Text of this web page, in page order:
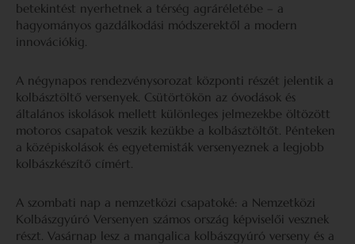
betekintést nyerhetnek a térség agráréletébe – a
hagyományos gazdálkodási módszerektől a modern
innovációkig.
A négynapos rendezvénysorozat központi részét jelentik a
kolbásztöltő versenyek. Csütörtökön az óvodások és
általános iskolások mellett különleges jelmezekbe öltözött
motoros csapatok veszik kezükbe a kolbásztöltőt. Pénteken
a középiskolások és egyetemisták versenyeznek a legjobb
kolbászkészítő címért.
A szombati nap a nemzetközi csapatoké: a Nemzetközi
Kolbászgyúró Versenyen számos ország képviselői vesznek
részt. Vasárnap lesz a mangalica kolbászgyúró verseny és a